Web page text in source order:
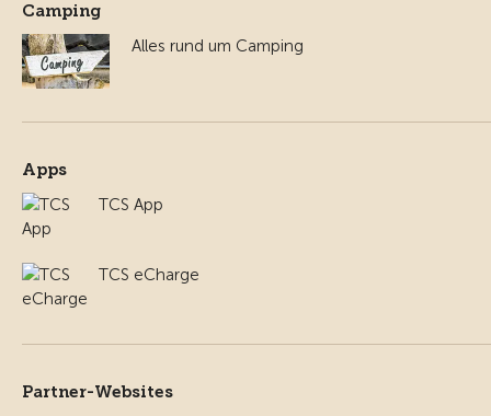
Camping
Alles rund um Camping
Apps
TCS App
TCS eCharge
Partner-Websites